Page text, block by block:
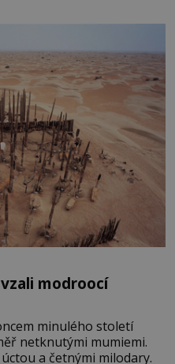
modroocí
minulého století
netknutými mumiemi.
a četnými milodary.